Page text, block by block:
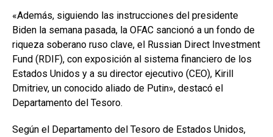
«Además, siguiendo las instrucciones del presidente
Biden la semana pasada, la OFAC sancionó a un fondo de
riqueza soberano ruso clave, el Russian Direct Investment
Fund (RDIF), con exposición al sistema financiero de los
Estados Unidos y a su director ejecutivo (CEO), Kirill
Dmitriev, un conocido aliado de Putin», destacó el
Departamento del Tesoro.
Según el Departamento del Tesoro de Estados Unidos,